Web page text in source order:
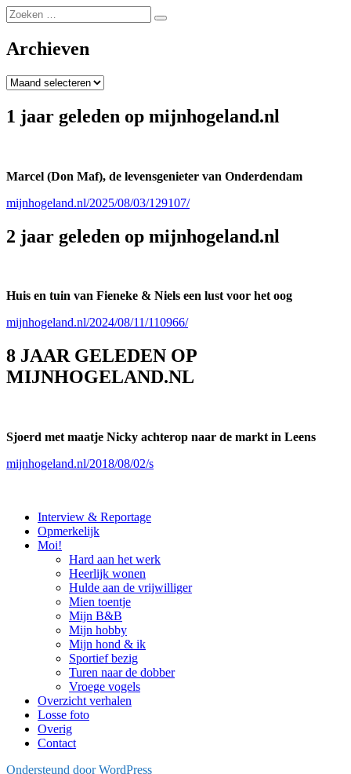
Zoeken
naar:
Zoeken
Archieven
Archieven
1 jaar geleden op mijnhogeland.nl
Marcel (Don Maf), de levensgenieter van Onderdendam
mijnhogeland.nl/2025/08/03/129107/
2 jaar geleden op mijnhogeland.nl
Huis en tuin van Fieneke & Niels een lust voor het oog
mijnhogeland.nl/2024/08/11/110966/
8 JAAR GELEDEN OP
MIJNHOGELAND.NL
Sjoerd met maatje Nicky achterop naar de markt in Leens
mijnhogeland.nl/2018/08/02/s
Interview & Reportage
Opmerkelijk
Moi!
Hard aan het werk
Heerlijk wonen
Hulde aan de vrijwilliger
Mien toentje
Mijn B&B
Mijn hobby
Mijn hond & ik
Sportief bezig
Turen naar de dobber
Vroege vogels
Overzicht verhalen
Losse foto
Overig
Contact
Ondersteund door WordPress